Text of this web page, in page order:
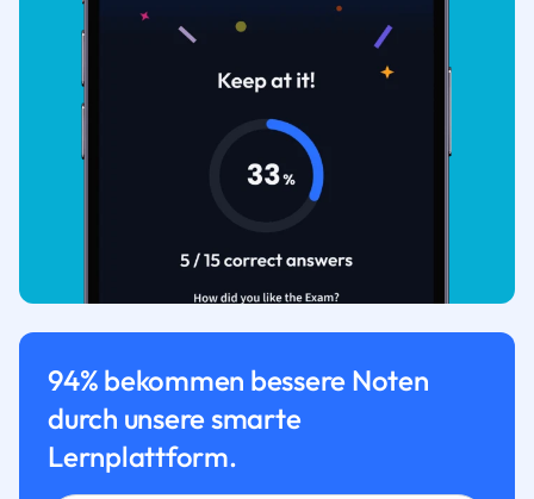
94% bekommen bessere Noten
durch unsere smarte
Lernplattform.